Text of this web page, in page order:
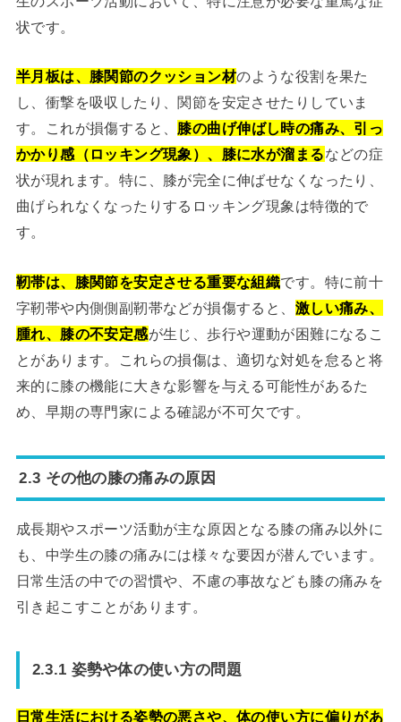
状です。
半月板は、膝関節のクッション材のような役割を果た
し、衝撃を吸収したり、関節を安定させたりしていま
す。これが損傷すると、 膝の曲げ伸ばし時の痛み、引っ
かかり感（ロッキング現象）、膝に水が溜まるなどの症
状が現れます。特に、膝が完全に伸ばせなくなったり、
曲げられなくなったりするロッキング現象は特徴的で
す。
靭帯は、膝関節を安定させる重要な組織です。特に前十
字靭帯や内側側副靭帯などが損傷すると、 激しい痛み、
腫れ、膝の不安定感が生じ、歩行や運動が困難になるこ
とがあります。これらの損傷は、適切な対処を怠ると将
来的に膝の機能に大きな影響を与える可能性があるた
め、早期の専門家による確認が不可欠です。
2.3 その他の膝の痛みの原因
成長期やスポーツ活動が主な原因となる膝の痛み以外に
も、中学生の膝の痛みには様々な要因が潜んでいます。
日常生活の中での習慣や、不慮の事故なども膝の痛みを
引き起こすことがあります。
2.3.1 姿勢や体の使い方の問題
日常生活における姿勢の悪さや、体の使い方に偏りがあ